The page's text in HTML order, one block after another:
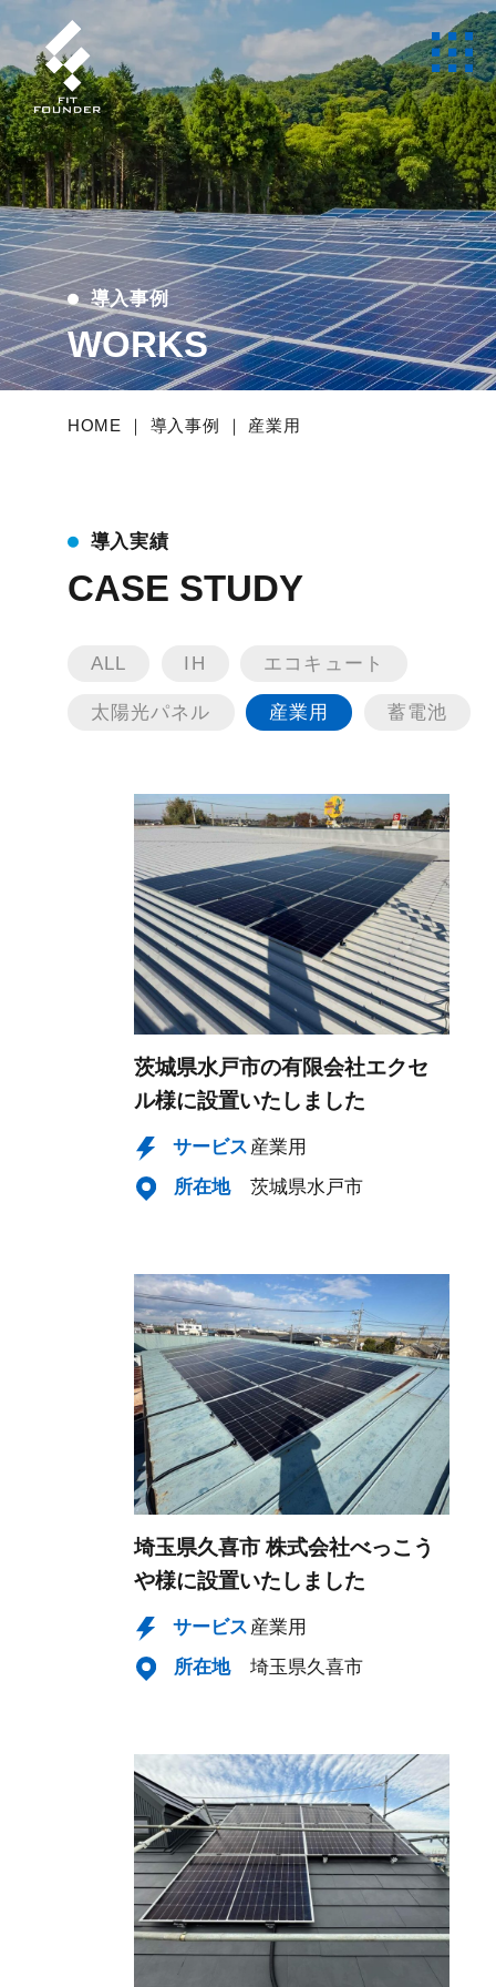
導入事例
WORKS
HOME 導入事例 産業用
導入実績
CASE STUDY
ALL IH エコキュート
太陽光パネル 産業用 蓄電池
茨城県水戸市の有限会社エクセ
ル様に設置いたしました
サービス 産業用
所在地
茨城県水戸市
埼玉県久喜市 株式会社べっこう
や様に設置いたしました
サービス 産業用
所在地
埼玉県久喜市